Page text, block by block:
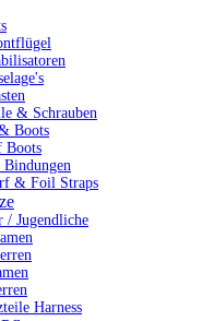
& Schrauben
Boots
Boots
& Foil Straps
/ Jugendliche
Harness